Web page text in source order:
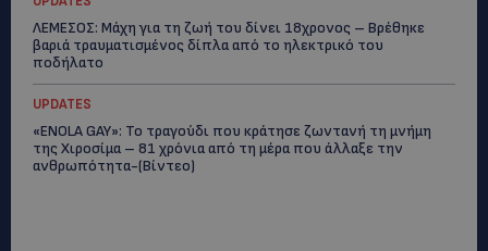
ΛΕΜΕΣΟΣ: Μάχη για τη ζωή του δίνει 18χρονος – Βρέθηκε
βαριά τραυματισμένος δίπλα από το ηλεκτρικό του
ποδήλατο
UPDATES
«ENOLA GAY»: Το τραγούδι που κράτησε ζωντανή τη μνήμη
της Χιροσίμα – 81 χρόνια από τη μέρα που άλλαξε την
ανθρωπότητα-(Bίντεο)